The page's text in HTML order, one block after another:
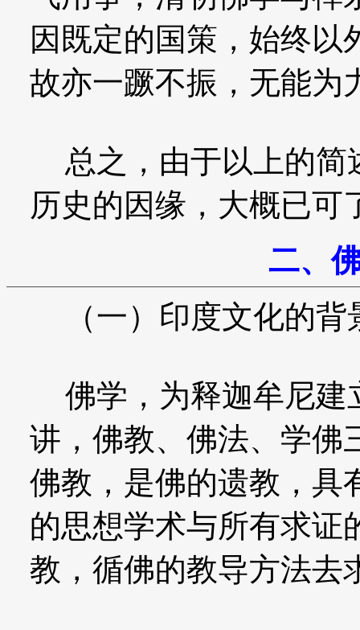
因既定的国策，始终以
故亦一蹶不振，无能为
总之，由于以上的简
历史的因缘，大概已可
二、
（一）印度文化的背
佛学，为释迦牟尼建
讲，佛教、佛法、学佛
佛教，是佛的遗教，具
的思想学术与所有求证
教，循佛的教导方法去